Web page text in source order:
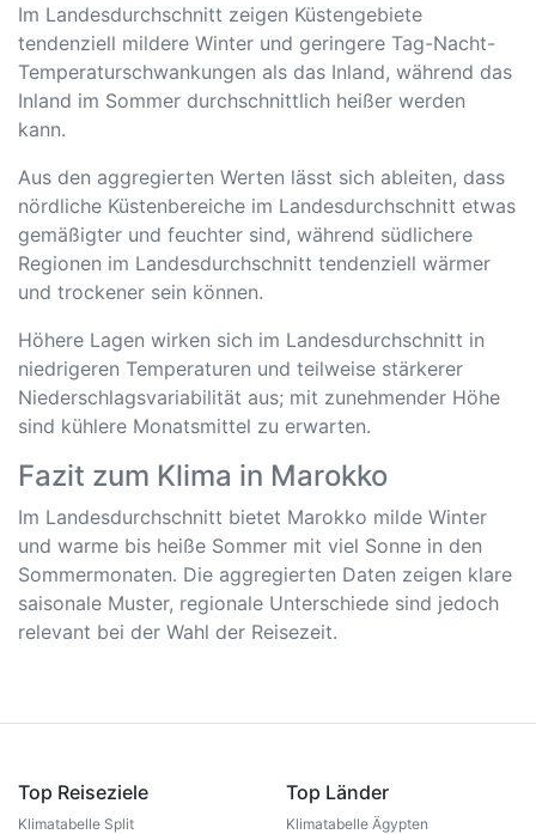
Im Landesdurchschnitt zeigen Küstengebiete
tendenziell mildere Winter und geringere Tag-Nacht-
Temperaturschwankungen als das Inland, während das
Inland im Sommer durchschnittlich heißer werden
kann.
Aus den aggregierten Werten lässt sich ableiten, dass
nördliche Küstenbereiche im Landesdurchschnitt etwas
gemäßigter und feuchter sind, während südlichere
Regionen im Landesdurchschnitt tendenziell wärmer
und trockener sein können.
Höhere Lagen wirken sich im Landesdurchschnitt in
niedrigeren Temperaturen und teilweise stärkerer
Niederschlagsvariabilität aus; mit zunehmender Höhe
sind kühlere Monatsmittel zu erwarten.
Fazit zum Klima in Marokko
Im Landesdurchschnitt bietet Marokko milde Winter
und warme bis heiße Sommer mit viel Sonne in den
Sommermonaten. Die aggregierten Daten zeigen klare
saisonale Muster, regionale Unterschiede sind jedoch
relevant bei der Wahl der Reisezeit.
Top Reiseziele
Klimatabelle Split
Top Länder
Klimatabelle Ägypten